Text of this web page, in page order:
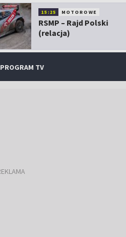
15:25 MOTOROWE
RSMP – Rajd Polski
(relacja)
PROGRAM TV